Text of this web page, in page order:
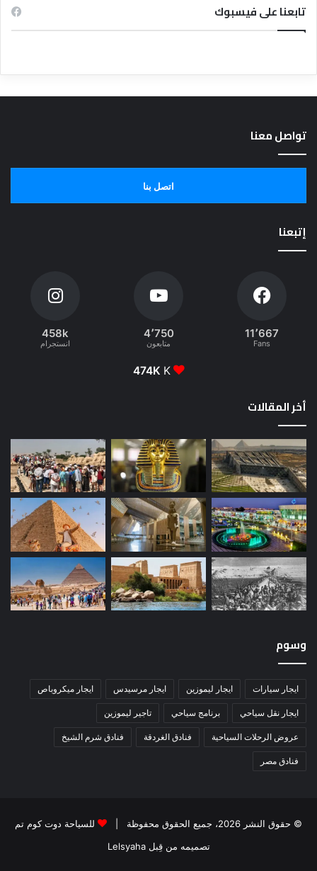
تابعنا على فيسبوك
تواصل معنا
اتصل بنا
إتبعنا
11٬667
Fans
4٬750
متابعون
458k
انستجرام
474K K
أخر المقالات
وسوم
ايجار سيارات ايجار ليموزين ايجار مرسيدس ايجار ميكروباص
ايجار نقل سياحي برنامج سياحي تاجير ليموزين
عروض الرحلات السياحية فنادق الغردقة فنادق شرم الشيخ
فنادق مصر
© حقوق النشر 2026، جميع الحقوق محفوظة |
للسياحة دوت كوم تم
تصميمه من قِبل Lelsyaha